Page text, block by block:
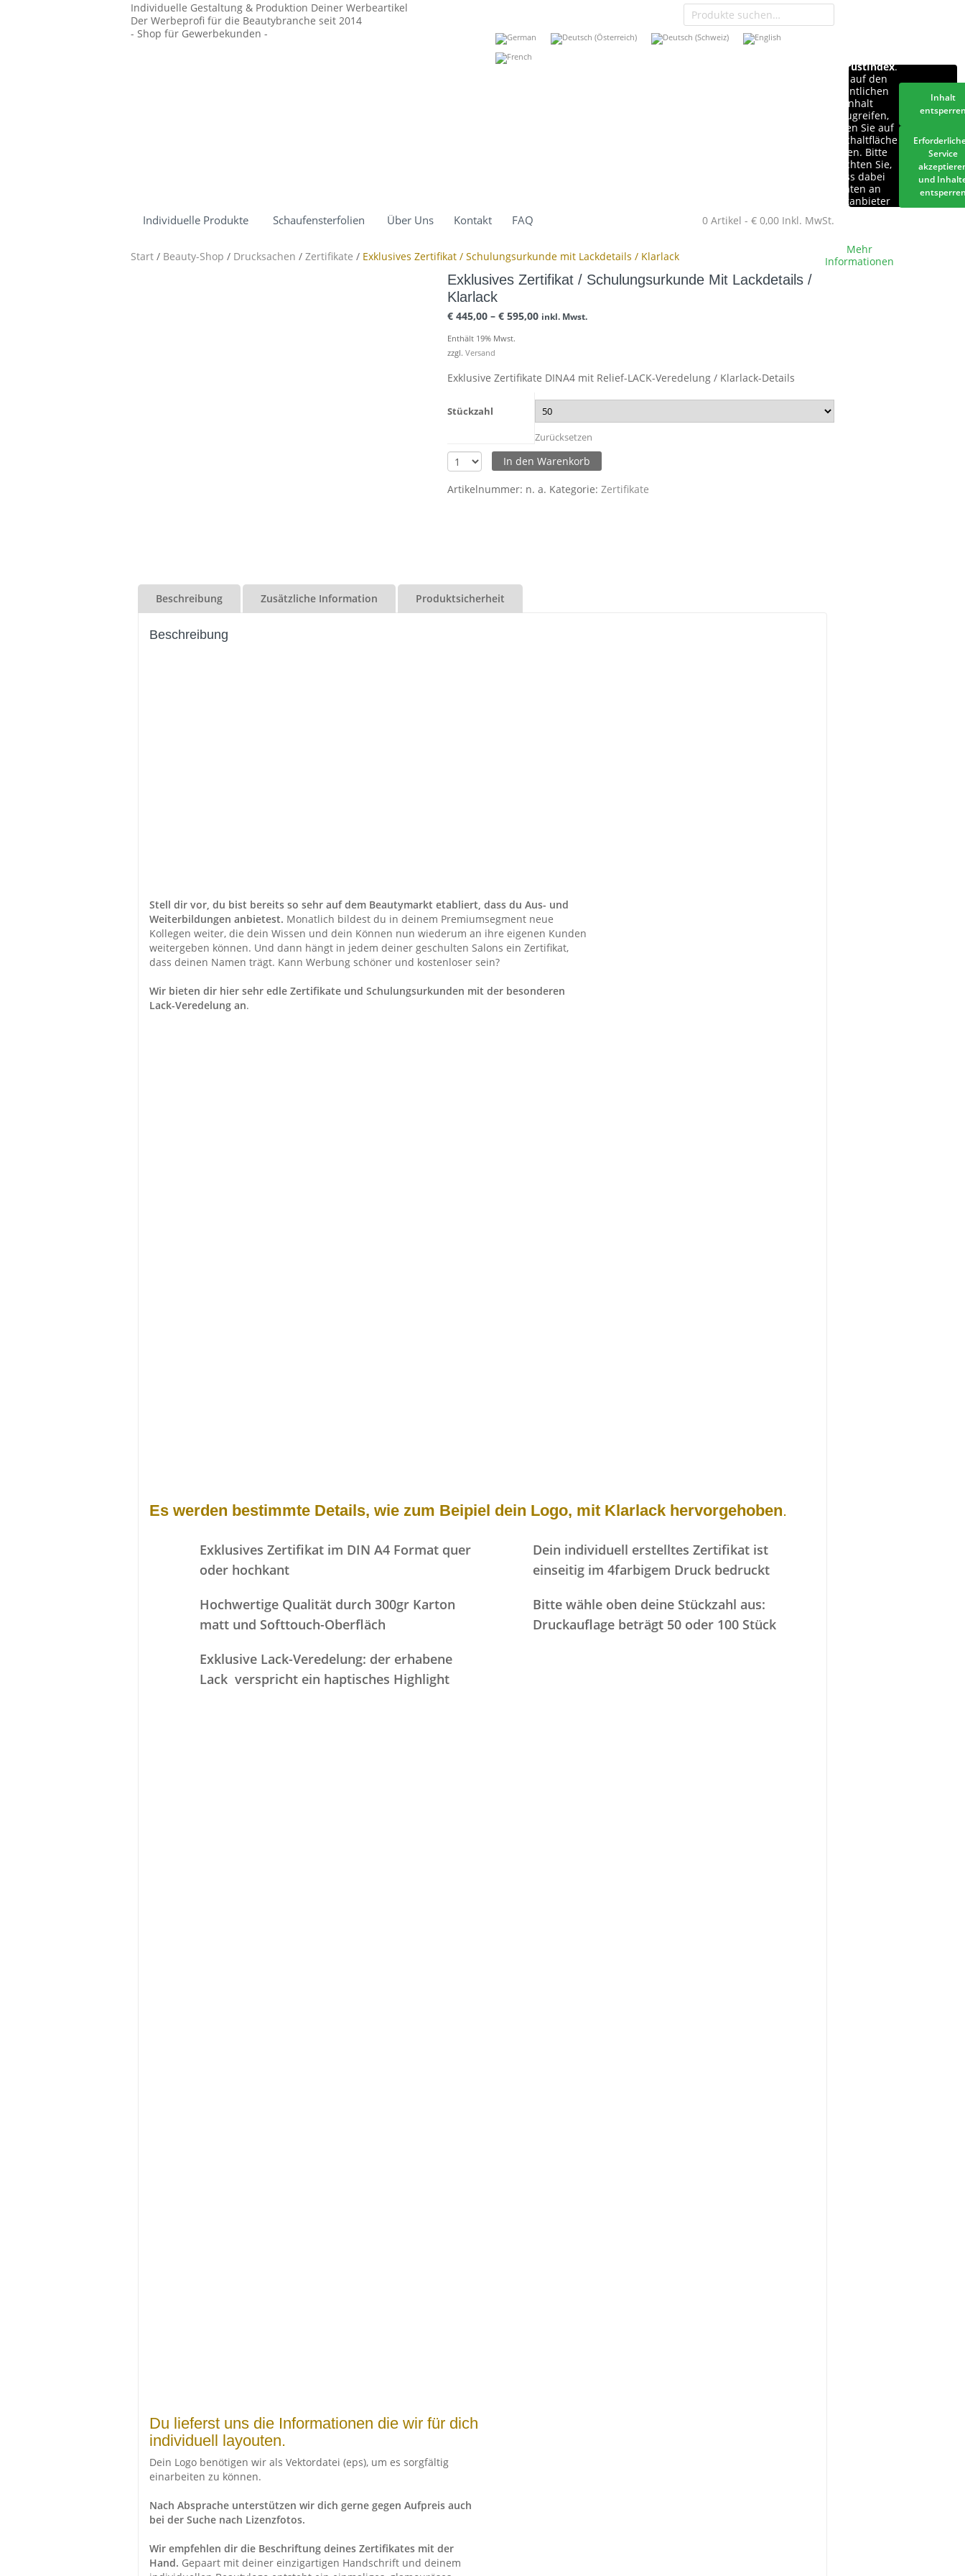
TrustIndex.
Um auf den
eigentlichen
Inhalt
zuzugreifen,
klicken Sie auf
die Schaltfläche
unten. Bitte
beachten Sie,
dass dabei
Daten an
Drittanbieter
Mehr
Informationen
Inhalt
Service
und
Individuelle Gestaltung & Produktion Deiner Werbeartikel
Der Werbeprofi für die Beautybranche seit 2014
- Shop für Gewerbekunden -
Individuelle Produkte Schaufensterfolien Über Uns Kontakt FAQ 0 Artikel - € 0,00 Inkl. MwSt.
Start / Beauty-Shop / Drucksachen / Zertifikate / Exklusives Zertifikat / Schulungsurkunde mit Lackdetails / Klarlack
Exklusives Zertifikat / Schulungsurkunde Mit Lackdetails /
Klarlack
€ 445,00 – € 595,00 inkl. Mwst.
Enthält 19% Mwst.
zzgl. Versand
Exklusive Zertifikate DINA4 mit Relief-LACK-Veredelung / Klarlack-Details
Stückzahl
Zurücksetzen
In den Warenkorb
Artikelnummer: n. a. Kategorie: Zertifikate
Beschreibung Zusätzliche Information Produktsicherheit
Beschreibung
Stell dir vor, du bist bereits so sehr auf dem Beautymarkt etabliert, dass du Aus- und
Weiterbildungen anbietest. Monatlich bildest du in deinem Premiumsegment neue
Kollegen weiter, die dein Wissen und dein Können nun wiederum an ihre eigenen Kunden
weitergeben können. Und dann hängt in jedem deiner geschulten Salons ein Zertifikat,
dass deinen Namen trägt. Kann Werbung schöner und kostenloser sein?
Wir bieten dir hier sehr edle Zertifikate und Schulungsurkunden mit der besonderen
Lack-Veredelung an.
Es werden bestimmte Details, wie zum Beipiel dein Logo, mit Klarlack hervorgehoben.
Exklusives Zertifikat im DIN A4 Format quer
oder hochkant
Hochwertige Qualität durch 300gr Karton
matt und Softtouch-Oberfläch
Exklusive Lack-Veredelung: der erhabene
Lack verspricht ein haptisches Highlight
Dein individuell erstelltes Zertifikat ist
einseitig im 4farbigem Druck bedruckt
Bitte wähle oben deine Stückzahl aus:
Druckauflage beträgt 50 oder 100 Stück
Du lieferst uns die Informationen die wir für dich
individuell layouten.
Dein Logo benötigen wir als Vektordatei (eps), um es sorgfältig
einarbeiten zu können.
Nach Absprache unterstützen wir dich gerne gegen Aufpreis auch
bei der Suche nach Lizenzfotos.
Wir empfehlen dir die Beschriftung deines Zertifikates mit der
Hand. Gepaart mit deiner einzigartigen Handschrift und deinem